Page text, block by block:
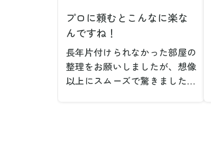
プロに頼むとこんなに楽な
んですね！
長年片付けられなかった部屋の
整理をお願いしましたが、想像
以上にスムーズで驚きました。